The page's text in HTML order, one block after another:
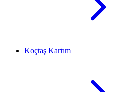
Koçtaş Kartım